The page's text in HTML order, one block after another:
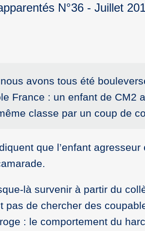
N°36 - Juillet
avons tous été
France : un enfant de CM2
classe par un coup de
que l’enfant
là survenir à partir du
pas de chercher des
: le comportement du